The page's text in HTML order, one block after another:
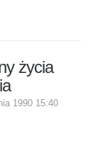
życia
1990 15:40